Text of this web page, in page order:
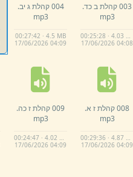
003 קהלת ב כד.
mp3
00:25:28 · 4.03 MB
17/06/2026 04:08
004 קהלת ג יב.
mp3
00:27:42 · 4.5 MB
17/06/2026 04:09
008 קהלת ז א.
mp3
00:29:36 · 4.87 MB
17/06/2026 04:09
009 קהלת ז כה.
mp3
00:24:47 · 4.02 MB
17/06/2026 04:09